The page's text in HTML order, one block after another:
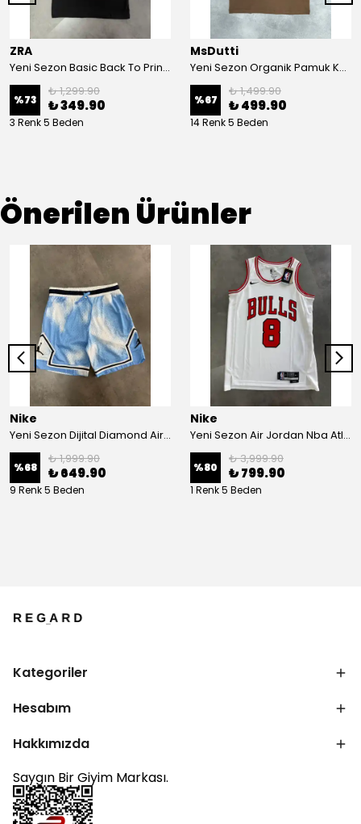
ZRA
Yeni Sezon Basic Back To Print Logo T-shirt
%73
₺ 1,299.90
₺ 349.90
3 Renk 5 Beden
MsDutti
Yeni Sezon Organik Pamuk Kalın Kumaş Relax Fit T-shirt
%67
₺ 1,499.90
₺ 499.90
14 Renk 5 Beden
Önerilen Ürünler
Nike
Yeni Sezon Dijital Diamond Air Jordan Basketball Şort
%68
₺ 1,999.90
₺ 649.90
9 Renk 5 Beden
Nike
Yeni Sezon Air Jordan Nba Atlet
%80
₺ 3,999.90
₺ 799.90
1 Renk 5 Beden
Kategoriler
Hesabım
Hakkımızda
Saygın Bir Giyim Markası.